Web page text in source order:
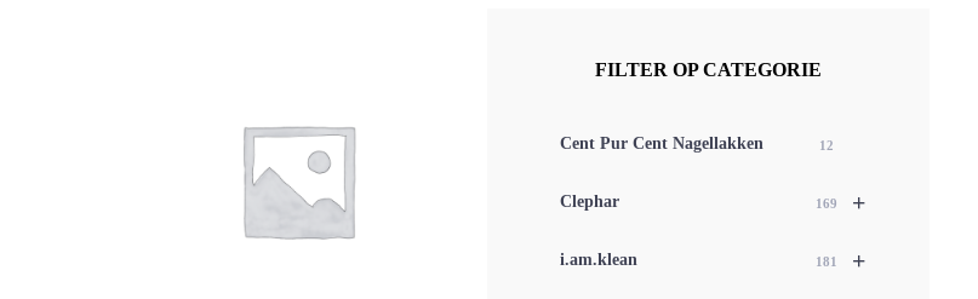
FILTER OP CATEGORIE
Cent Pur Cent Nagellakken 12
+
Clephar 169
+
i.am.klean 181